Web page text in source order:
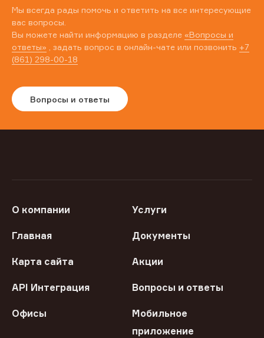
Мы всегда рады помочь и ответить на все интересующие
вас вопросы.
Вы можете найти информацию в разделе «Вопросы и
ответы» , задать вопрос в онлайн-чате или позвонить +7
(861) 298-00-18
Вопросы и ответы
О компании Услуги
Главная Документы
Карта сайта Акции
API Интеграция Вопросы и ответы
Офисы
Мобильное
приложение